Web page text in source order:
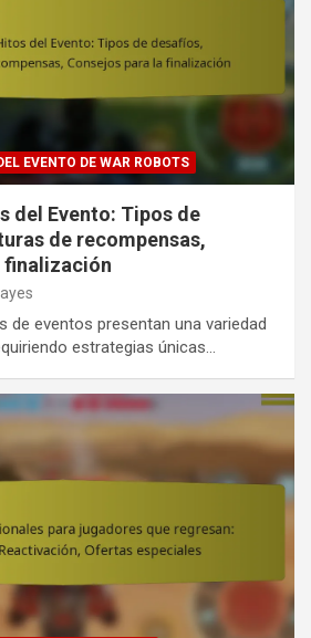
EVENTO DE WAR ROBOTS
del Evento: Tipos de
de recompensas,
finalización
de eventos presentan una variedad
estrategias únicas…